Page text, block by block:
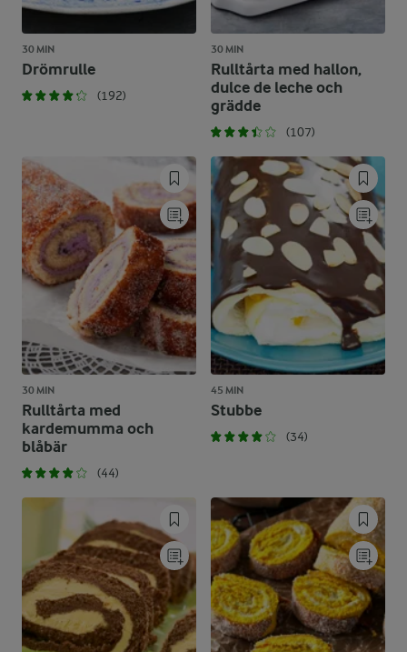
30 MIN
Drömrulle
(192)
30 MIN
Rulltårta med hallon,
dulce de leche och
grädde
(107)
30 MIN
Rulltårta med
kardemumma och
blåbär
(44)
45 MIN
Stubbe
(34)